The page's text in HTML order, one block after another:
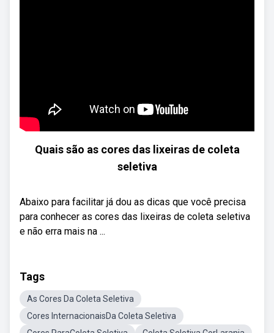
Quais são as cores das lixeiras de coleta
seletiva
Abaixo para facilitar já dou as dicas que você precisa
para conhecer as cores das lixeiras de coleta seletiva
e não erra mais na ...
Tags
As Cores Da Coleta Seletiva
Cores InternacionaisDa Coleta Seletiva